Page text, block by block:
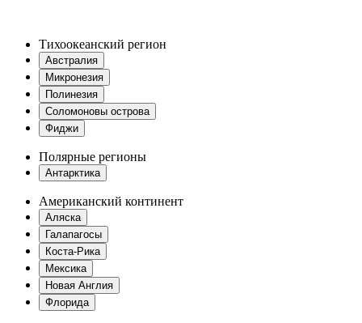
Тихоокеанский регион
Австралия
Микронезия
Полинезия
Соломоновы острова
Фиджи
Полярные регионы
Антарктика
Американский континент
Аляска
Галапагосы
Коста-Рика
Мексика
Новая Англия
Флорида